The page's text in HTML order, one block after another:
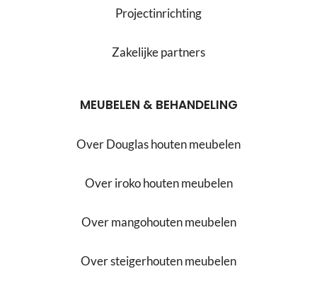
Projectinrichting
Zakelijke partners
MEUBELEN & BEHANDELING
Over Douglas houten meubelen
Over iroko houten meubelen
Over mangohouten meubelen
Over steigerhouten meubelen